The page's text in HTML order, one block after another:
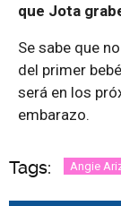
que Jota
Se sabe que
del primer
será en los
embarazo.
Tags: Angie